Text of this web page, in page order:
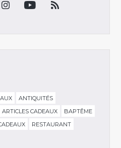
ANTIQUITÉS
ARTICLES CADEAUX
BAPTÊME
RESTAURANT